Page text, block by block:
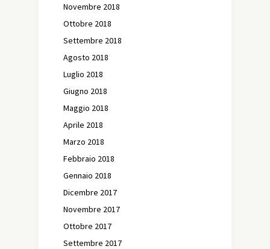
Novembre 2018
Ottobre 2018
Settembre 2018
Agosto 2018
Luglio 2018
Giugno 2018
Maggio 2018
Aprile 2018
Marzo 2018
Febbraio 2018
Gennaio 2018
Dicembre 2017
Novembre 2017
Ottobre 2017
Settembre 2017